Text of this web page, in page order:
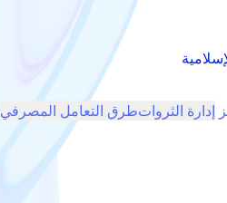
إدارة الثرواتطرق التعامل المصرفي